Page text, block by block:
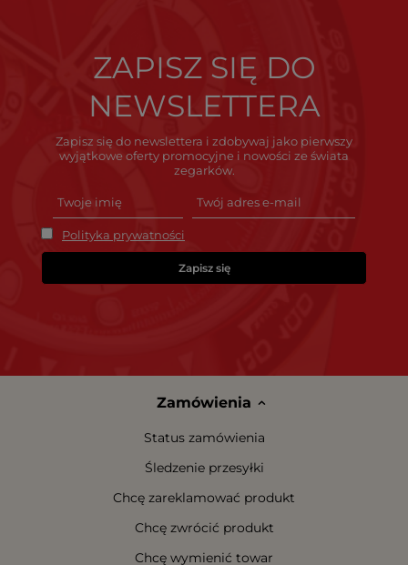
ZAPISZ SIĘ DO
NEWSLETTERA
Zapisz się do newslettera i zdobywaj jako pierwszy
wyjątkowe oferty promocyjne i nowości ze świata
zegarków.
Polityka prywatności
Zapisz się
Zamówienia
Status zamówienia
Śledzenie przesyłki
Chcę zareklamować produkt
Chcę zwrócić produkt
Chcę wymienić towar